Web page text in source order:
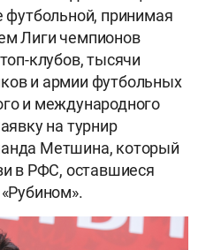
футбольной, принимая
Лиги чемпионов
клубов, тысячи
и армии футбольных
и международного
на турнир
Метшина, который
в РФС, оставшиеся